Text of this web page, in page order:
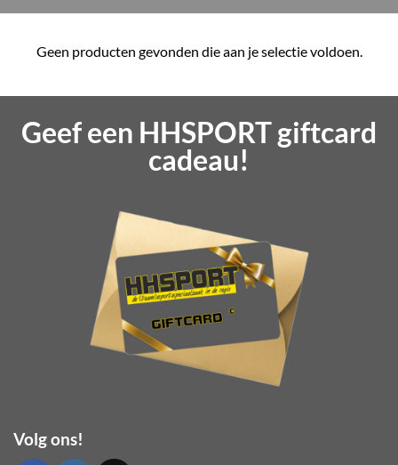
Geen producten gevonden die aan je selectie voldoen.
Geef een HHSPORT giftcard
cadeau!
Volg ons!